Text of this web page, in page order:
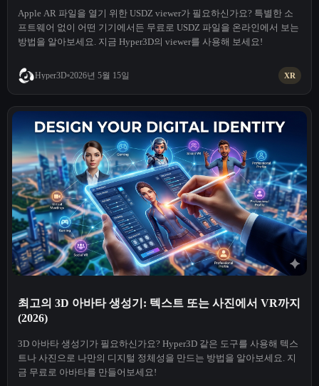
Apple AR 파일을 열기 위한 USDZ viewer가 필요하신가요? 특별한 소
프트웨어 없이 어떤 기기에서든 무료로 USDZ 파일을 온라인에서 보는
방법을 알아보세요. 지금 Hyper3D의 viewer를 사용해 보세요!
Hyper3D 2026년 5월 15일 XR
최고의 3D 아바타 생성기: 텍스트 또는 사진에서 VR까지
(2026)
3D 아바타 생성기가 필요하신가요? Hyper3D 같은 도구를 사용해 텍스
트나 사진으로 나만의 디지털 정체성을 만드는 방법을 알아보세요. 지
금 무료로 아바타를 만들어보세요!